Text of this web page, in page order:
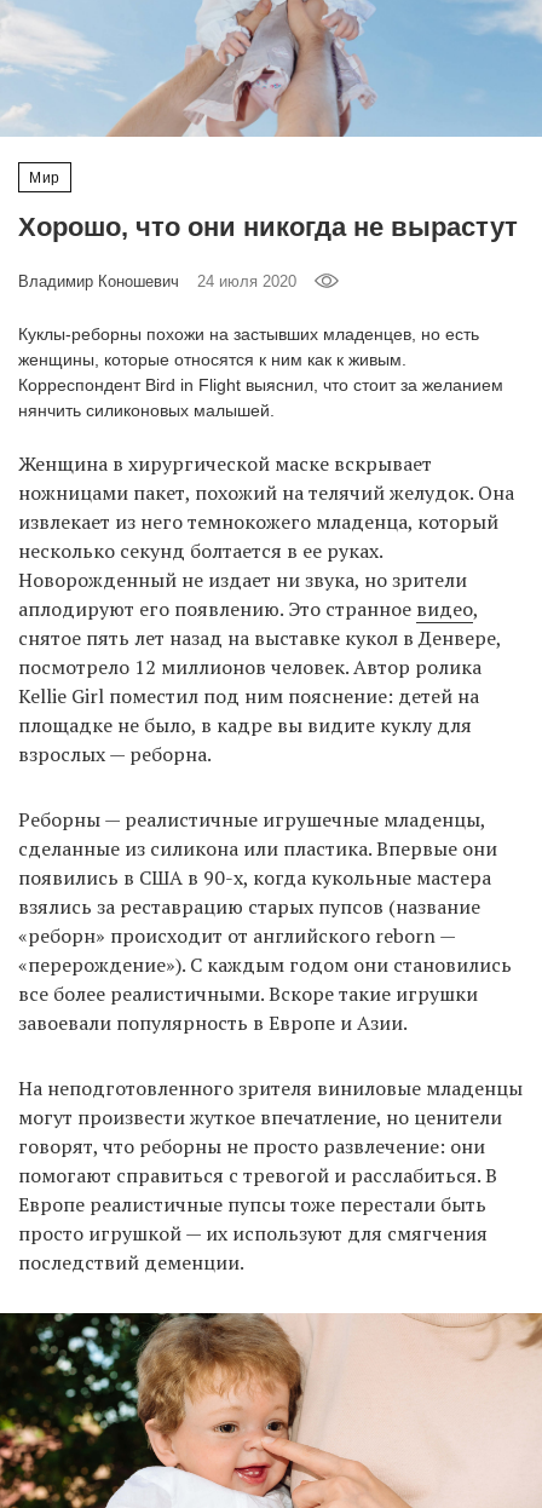
Мир
Хорошо, что они никогда не вырастут
Владимир Коношевич 24 июля 2020
Куклы-реборны похожи на застывших младенцев, но есть
женщины, которые относятся к ним как к живым.
Корреспондент Bird in Flight выяснил, что стоит за желанием
нянчить силиконовых малышей.
Женщина в хирургической маске вскрывает
ножницами пакет, похожий на телячий желудок. Она
извлекает из него темнокожего младенца, который
несколько секунд болтается в ее руках.
Новорожденный не издает ни звука, но зрители
аплодируют его появлению. Это странное видео,
снятое пять лет назад на выставке кукол в Денвере,
посмотрело 12 миллионов человек. Автор ролика
Kellie Girl поместил под ним пояснение: детей на
площадке не было, в кадре вы видите куклу для
взрослых — реборна.
Реборны — реалистичные игрушечные младенцы,
сделанные из силикона или пластика. Впервые они
появились в США в 90-х, когда кукольные мастера
взялись за реставрацию старых пупсов (название
«реборн» происходит от английского reborn —
«перерождение»). С каждым годом они становились
все более реалистичными. Вскоре такие игрушки
завоевали популярность в Европе и Азии.
На неподготовленного зрителя виниловые младенцы
могут произвести жуткое впечатление, но ценители
говорят, что реборны не просто развлечение: они
помогают справиться с тревогой и расслабиться. В
Европе реалистичные пупсы тоже перестали быть
просто игрушкой — их используют для смягчения
последствий деменции.